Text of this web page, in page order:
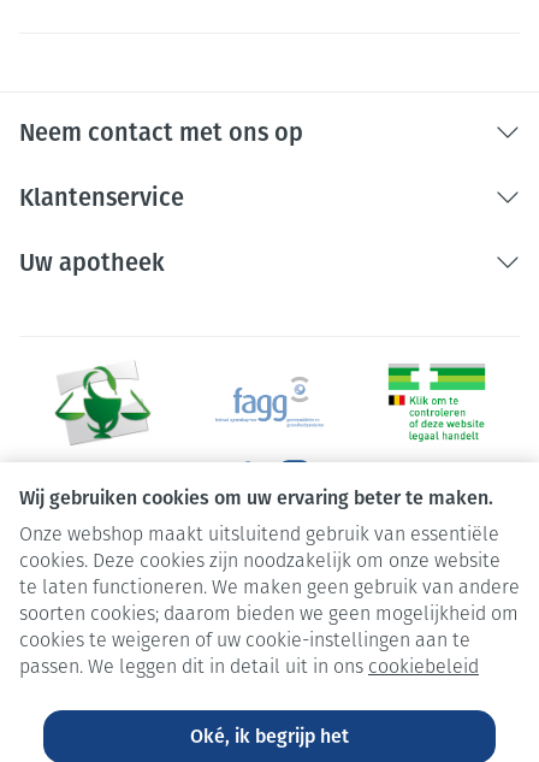
Wij gebruiken cookies om uw ervaring beter te maken.
Onze webshop maakt uitsluitend gebruik van essentiële
cookies. Deze cookies zijn noodzakelijk om onze website
te laten functioneren. We maken geen gebruik van andere
soorten cookies; daarom bieden we geen mogelijkheid om
cookies te weigeren of uw cookie-instellingen aan te
passen. We leggen dit in detail uit in ons cookiebeleid
Oké, ik begrijp het
Neem contact met ons op
Klantenservice
Uw apotheek
Juridische links